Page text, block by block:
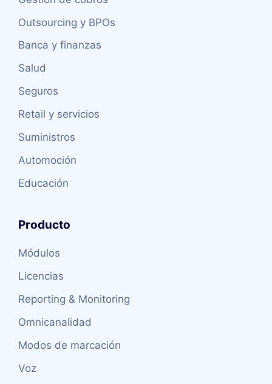
Outsourcing y BPOs
Banca y finanzas
Salud
Seguros
Retail y servicios
Suministros
Automoción
Educación
Producto
Módulos
Licencias
Reporting & Monitoring
Omnicanalidad
Modos de marcación
Voz